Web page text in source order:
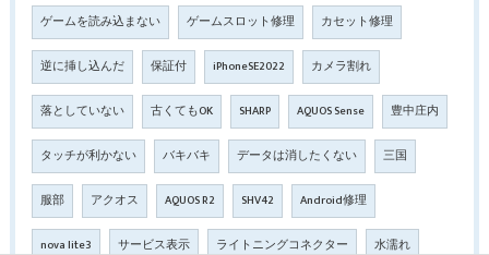
ゲームを読み込まない ゲームスロット修理 カセット修理
逆に挿し込んだ 保証付 iPhoneSE2022 カメラ割れ
落としていない 古くてもOK SHARP AQUOS Sense 豊中庄内
タッチが利かない バキバキ データは消したくない 三国
服部 アクオス AQUOS R2 SHV42 Android修理
nova lite3 サービス表示 ライトニングコネクター 水濡れ